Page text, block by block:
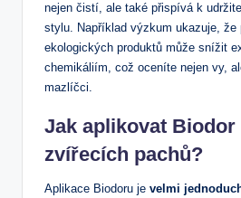
nejen čistí, ale také přispívá k
stylu. Například výzkum ukazuje, že
ekologických produktů může snížit
chemikáliím, což oceníte nejen vy,
mazlíčci.
Jak aplikovat
zvířecích pachů?
Aplikace Biodoru je velmi